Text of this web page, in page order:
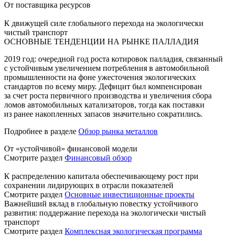
От поставщика ресурсов
К движущей силе глобального перехода на экологически
чистый транспорт
ОСНОВНЫЕ ТЕНДЕНЦИИ НА РЫНКЕ ПАЛЛАДИЯ
2019 год: очередной год роста котировок палладия, связанный
с устойчивым увеличением потребления в автомобильной
промышленности на фоне ужесточения экологических
стандартов по всему миру. Дефицит был компенсирован
за счет роста первичного производства и увеличения сбора
ломов автомобильных катализаторов, тогда как поставки
из ранее накопленных запасов значительно сократились.
Подробнее в разделе Обзор рынка металлов
От «устойчивой» финансовой модели
Смотрите раздел Финансовый обзор
К распределению капитала обеспечивающему рост при
сохранении лидирующих в отрасли показателей
Смотрите раздел Основные инвестиционные проекты
Важнейший вклад в глобальную повестку устойчивого
развития: поддержание перехода на экологически чистый
транспорт
Смотрите раздел Комплексная экологическая программа